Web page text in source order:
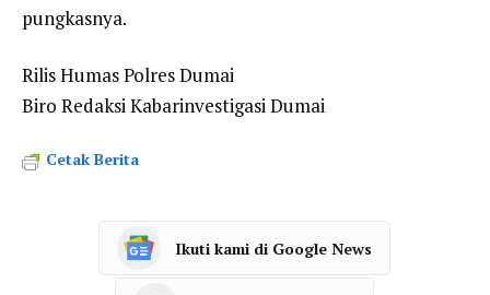
pungkasnya.
Rilis Humas Polres Dumai
Biro Redaksi Kabarinvestigasi Dumai
Cetak Berita
Ikuti kami di Google News